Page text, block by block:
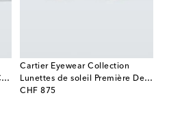
Lunettes de soleil Signature C De Cartier rondes
Cartier Eyewear Collection
Lunettes de soleil Première De Cartier
CHF 875
original price